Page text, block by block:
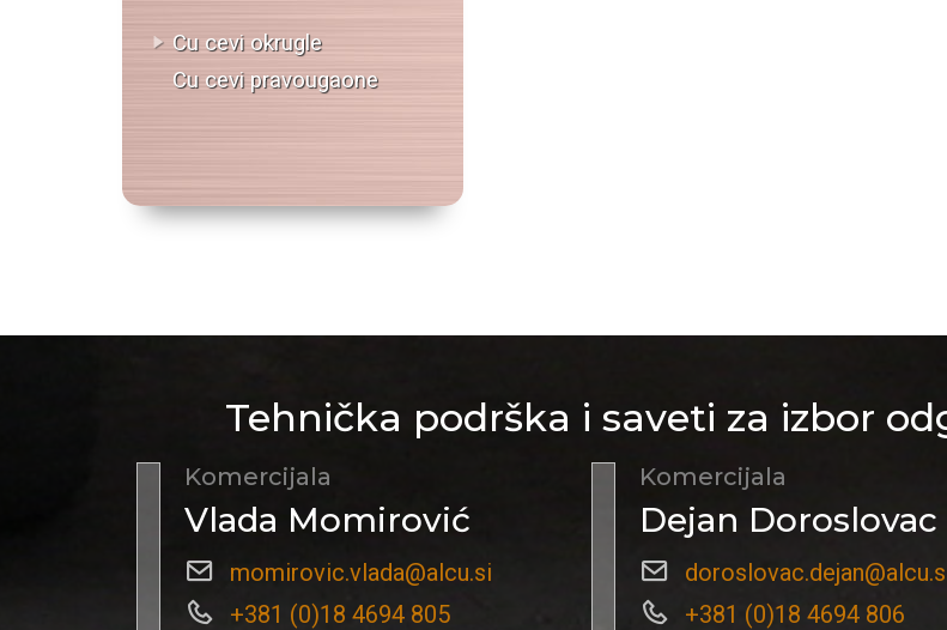
Cu cevi okrugle
Cu cevi pravougaone
Tehnička podrška i saveti za izbor
Komercijala
Vlada Momirović
momirovic.vlada@alcu.si
+381 (0)18 4694 805
Komercijala
Dejan Doroslovac
+381 (0)18 4694 806